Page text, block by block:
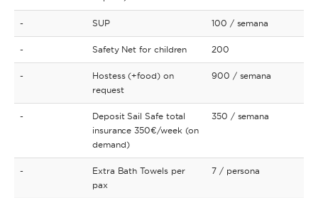
- SUP 100 / semana
- Safety Net for children 200
-
Hostess (+food) on
request
900 / semana
-
Deposit Sail Safe total
insurance 350€/week (on
demand)
350 / semana
-
Extra Bath Towels per
pax
7 / persona